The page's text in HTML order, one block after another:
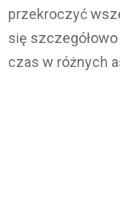
przekroczyć
się
czas w różnych